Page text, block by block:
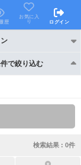
歴
お気に入
り
ログイン
で絞り込む
で絞り込む
検索結果 : 0件